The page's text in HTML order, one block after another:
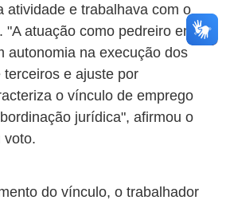
atividade e trabalhava com o
"A atuação como pedreiro em
autonomia na execução dos
e ajuste por
o vínculo de emprego
jurídica", afirmou o
voto.
do vínculo, o trabalhador